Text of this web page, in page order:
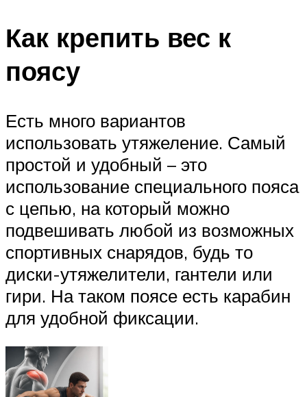
Как крепить вес к
поясу
Есть много вариантов
использовать утяжеление. Самый
простой и удобный – это
использование специального пояса
с цепью, на который можно
подвешивать любой из возможных
спортивных снарядов, будь то
диски-утяжелители, гантели или
гири. На таком поясе есть карабин
для удобной фиксации.